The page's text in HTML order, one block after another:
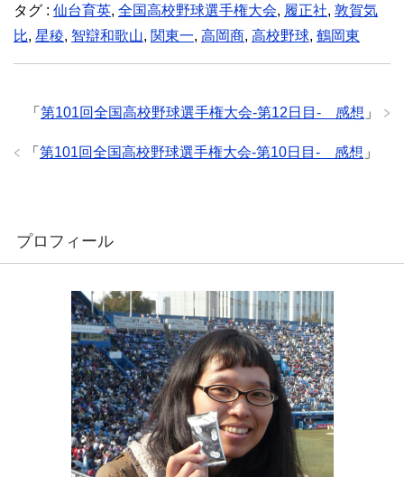
タグ : 仙台育英, 全国高校野球選手権大会, 履正社, 敦賀気
比, 星稜, 智辯和歌山, 関東一, 高岡商, 高校野球, 鶴岡東
「 第101回全国高校野球選手権大会-第12日目- 感想 」
「 第101回全国高校野球選手権大会-第10日目- 感想 」
プロフィール